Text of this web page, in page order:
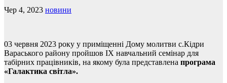
Чер 4, 2023 новини
03 червня 2023 року у приміщенні Дому молитви с.Кідри
Вараського району пройшов IX навчальний семінар для
табірних працівників, на якому була представлена програма
«Галактика світла».